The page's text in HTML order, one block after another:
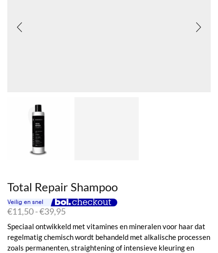
Total Repair Shampoo
€11,50-€39,95
tot
€39,95
Speciaal ontwikkeld met vitamines en mineralen voor haar dat
regelmatig chemisch wordt behandeld met alkalische processen
zoals permanenten, straightening of intensieve kleuring en